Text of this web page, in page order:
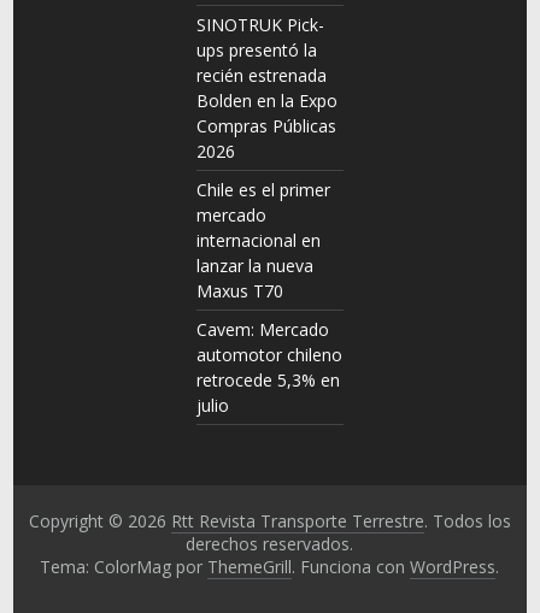
SINOTRUK Pick-
ups presentó la
recién estrenada
Bolden en la Expo
Compras Públicas
2026
Chile es el primer
mercado
internacional en
lanzar la nueva
Maxus T70
Cavem: Mercado
automotor chileno
retrocede 5,3% en
julio
Copyright © 2026 Rtt Revista Transporte Terrestre. Todos los
derechos reservados.
Tema: ColorMag por ThemeGrill. Funciona conWordPress.